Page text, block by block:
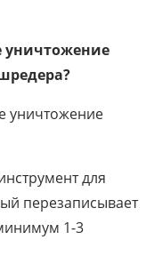
уничтожение
уничтожение
для
перезаписывает
1-3